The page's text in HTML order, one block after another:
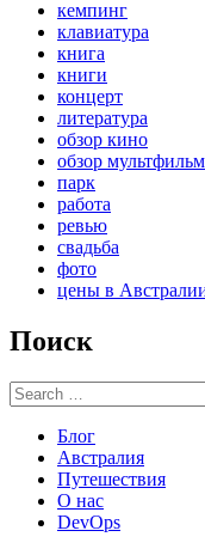
кемпинг
клавиатура
книга
книги
концерт
литература
обзор кино
обзор
парк
работа
ревью
свадьба
фото
цены в
Поиск
Search
for:
Блог
Австралия
Путешествия
О нас
DevOps